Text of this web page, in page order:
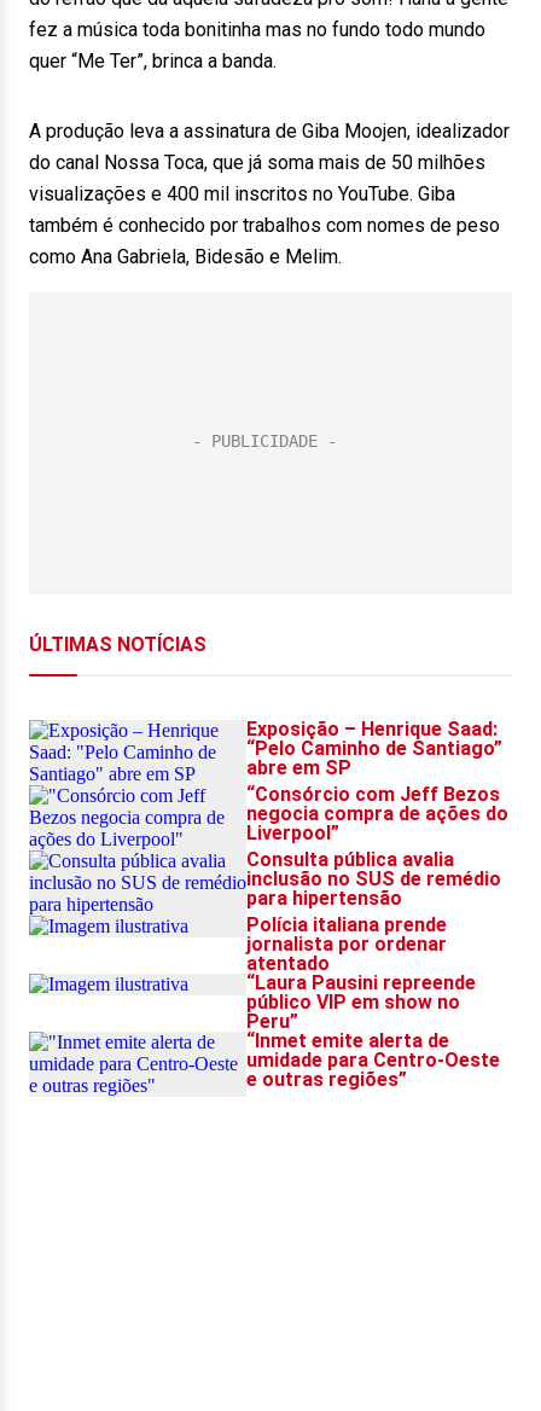
fez a música toda bonitinha mas no fundo todo mundo
quer “Me Ter”, brinca a banda.
A produção leva a assinatura de Giba Moojen, idealizador
do canal Nossa Toca, que já soma mais de 50 milhões
visualizações e 400 mil inscritos no YouTube. Giba
também é conhecido por trabalhos com nomes de peso
como Ana Gabriela, Bidesão e Melim.